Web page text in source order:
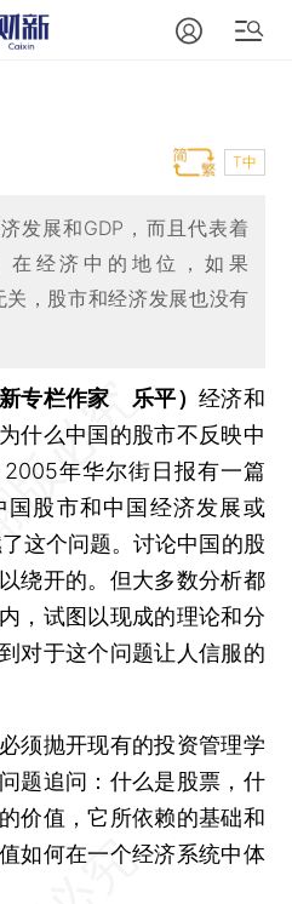
T中
发展和GDP，而且代表着
在经济中的地位，如果
，股市和经济发展也没有
专栏作家 乐平） 经济和
什么中国的股市不反映中
年华尔街日报有一篇
股市和中国经济发展或
这个问题。讨论中国的股
绕开的。但大多数分析都
，试图以现成的理论和分
对于这个问题让人信服的
抛开现有的投资管理学
题追问：什么是股票，什
价值，它所依赖的基础和
如何在一个经济系统中体